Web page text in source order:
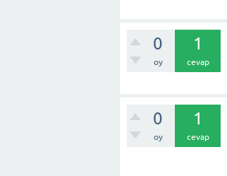
0
oy
1
cevap
0
oy
1
cevap